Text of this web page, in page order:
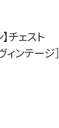
チェスト
ィンテージ］